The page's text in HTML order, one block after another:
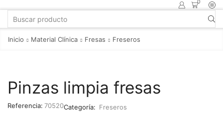
0
Inicio Material Clínica Fresas Freseros
Pinzas limpia fresas
Referencia: 70520Categoría: Freseros